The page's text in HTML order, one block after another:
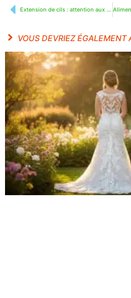
Extension de cils : attention aux poux
VOUS DEVRIEZ ÉGALEMENT